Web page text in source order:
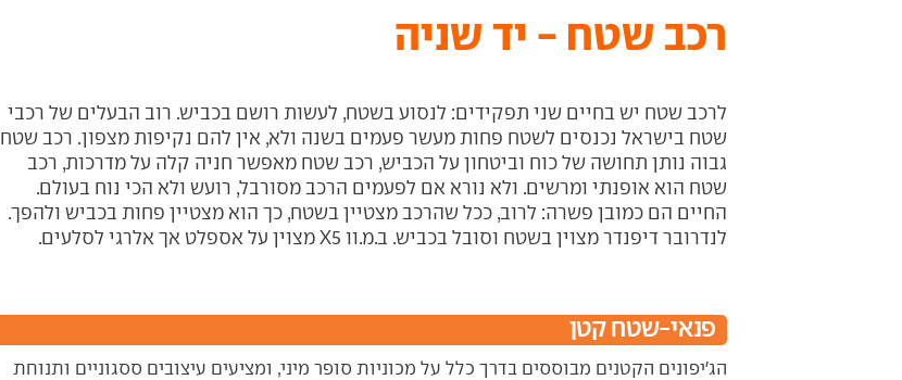
רכב שטח - יד שניה
לרכב שטח יש בחיים שני תפקידים: לנסוע בשטח, לעשות רושם בכביש. רוב הבעלים של רכבי
שטח בישראל נכנסים לשטח פחות מעשר פעמים בשנה ולא, אין להם נקיפות מצפון. רכב שטח
גבוה נותן תחושה של כוח וביטחון על הכביש, רכב שטח מאפשר חניה קלה על מדרכות, רכב
שטח הוא אופנתי ומרשים. ולא נורא אם לפעמים הרכב מסורבל, רועש ולא הכי נוח בעולם.
החיים הם כמובן פשרה: לרוב, ככל שהרכב מצטיין בשטח, כך הוא מצטיין פחות בכביש ולהפך.
לנדרובר דיפנדר מצוין בשטח וסובל בכביש. ב.מ.וו X5 מצוין על אספלט אך אלרגי לסלעים.
פנאי-שטח קטן
הג'יפונים הקטנים מבוססים בדרך כלל על מכוניות סופר מיני, ומציעים עיצובים ססגוניים ותנוחת